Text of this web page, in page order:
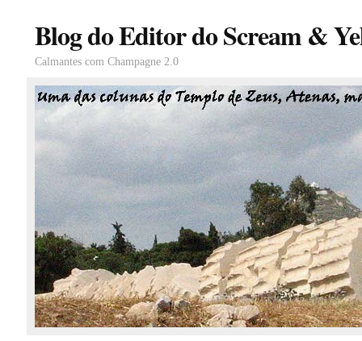
Blog do Editor do Scream &
Calmantes com Champagne 2.0